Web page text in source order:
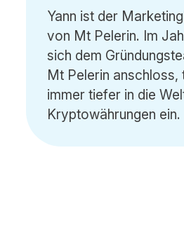
Yann ist der
von Mt Pelerin. Im
sich dem
Mt Pelerin anschloss,
immer tiefer in die
Kryptowährungen ein.